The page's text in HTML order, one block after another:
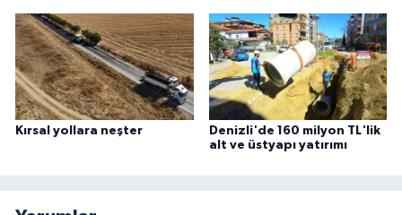
Kırsal yollara neşter
Denizli'de 160 milyon TL'lik
alt ve üstyapı yatırımı